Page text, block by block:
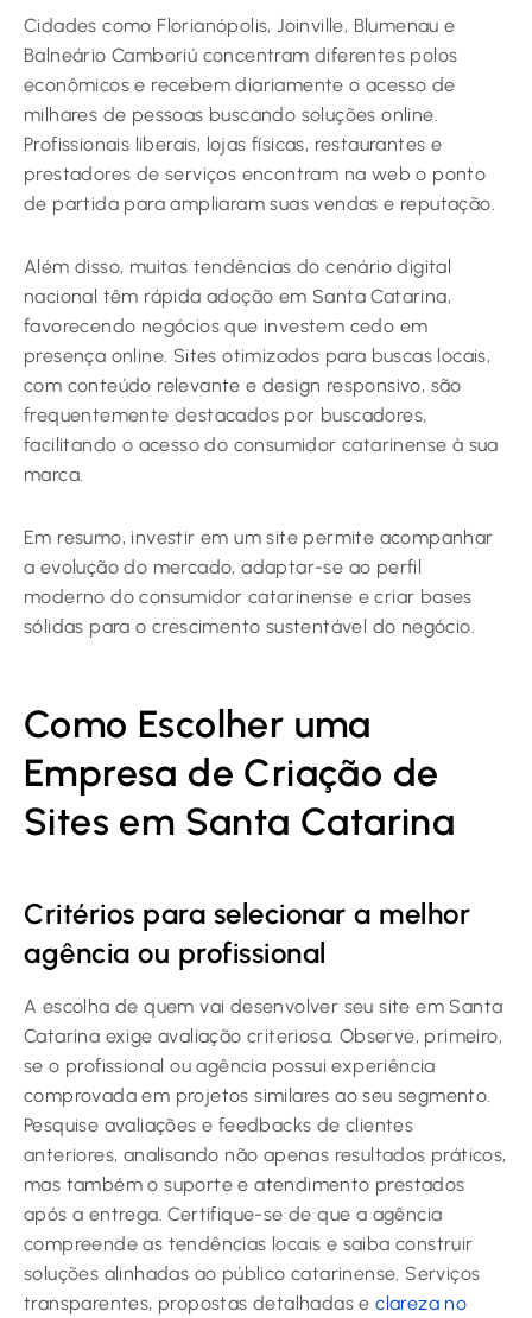
Cidades como Florianópolis, Joinville, Blumenau e
Balneário Camboriú concentram diferentes polos
econômicos e recebem diariamente o acesso de
milhares de pessoas buscando soluções online.
Profissionais liberais, lojas físicas, restaurantes e
prestadores de serviços encontram na web o ponto
de partida para ampliaram suas vendas e reputação.
Além disso, muitas tendências do cenário digital
nacional têm rápida adoção em Santa Catarina,
favorecendo negócios que investem cedo em
presença online. Sites otimizados para buscas locais,
com conteúdo relevante e design responsivo, são
frequentemente destacados por buscadores,
facilitando o acesso do consumidor catarinense à sua
marca.
Em resumo, investir em um site permite acompanhar
a evolução do mercado, adaptar-se ao perfil
moderno do consumidor catarinense e criar bases
sólidas para o crescimento sustentável do negócio.
Como Escolher uma
Empresa de Criação de
Sites em Santa Catarina
Critérios para selecionar a melhor
agência ou profissional
A escolha de quem vai desenvolver seu site em Santa
Catarina exige avaliação criteriosa. Observe, primeiro,
se o profissional ou agência possui experiência
comprovada em projetos similares ao seu segmento.
Pesquise avaliações e feedbacks de clientes
anteriores, analisando não apenas resultados práticos,
mas também o suporte e atendimento prestados
após a entrega. Certifique-se de que a agência
compreende as tendências locais e saiba construir
soluções alinhadas ao público catarinense. Serviços
transparentes, propostas detalhadas eclareza no